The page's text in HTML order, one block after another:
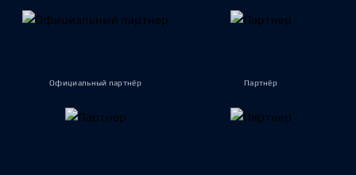
Официальный партнёр Партнёр